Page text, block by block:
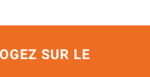
SUR LE